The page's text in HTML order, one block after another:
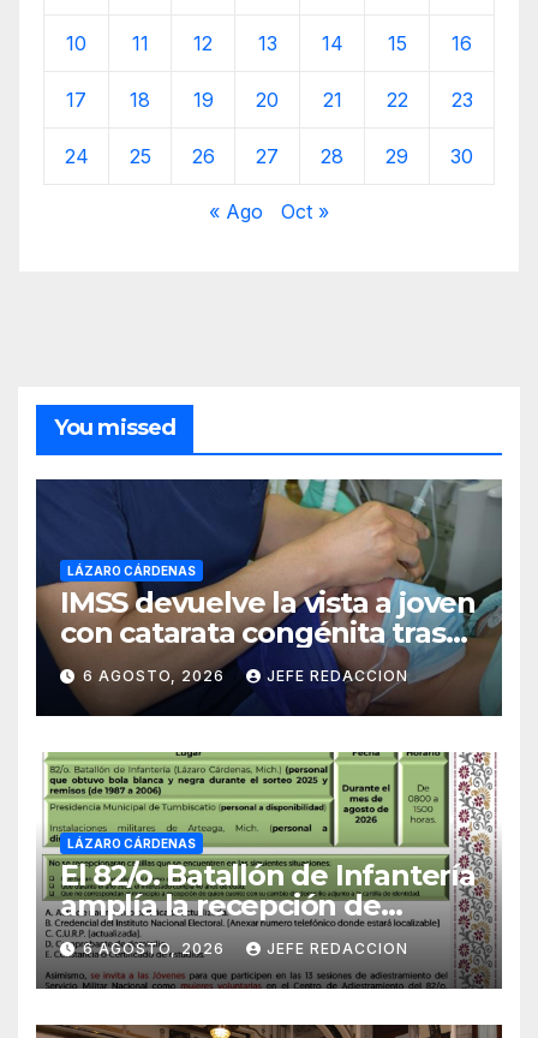
10 11 12 13 14 15 16
17 18 19 20 21 22 23
24 25 26 27 28 29 30
« Ago Oct »
You missed
LÁZARO CÁRDENAS
IMSS devuelve la vista a joven
con catarata congénita tras
23 años de limitación visual
6 AGOSTO, 2026 JEFE REDACCION
LÁZARO CÁRDENAS
El 82/o. Batallón de Infantería
amplía la recepción de
documentos para obtener La
Catilla del Servicio Militar
Nacional
6 AGOSTO, 2026 JEFE REDACCION